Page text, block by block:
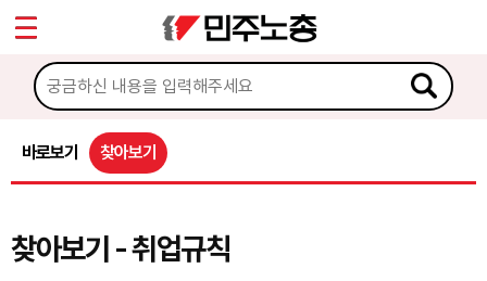
바로보기 찾아보기
찾아보기 - 취업규칙
마이페이지
소개
소식
게시판 상담
Sketchbook5, 스케치북5
Sketchbook5, 스케치북5